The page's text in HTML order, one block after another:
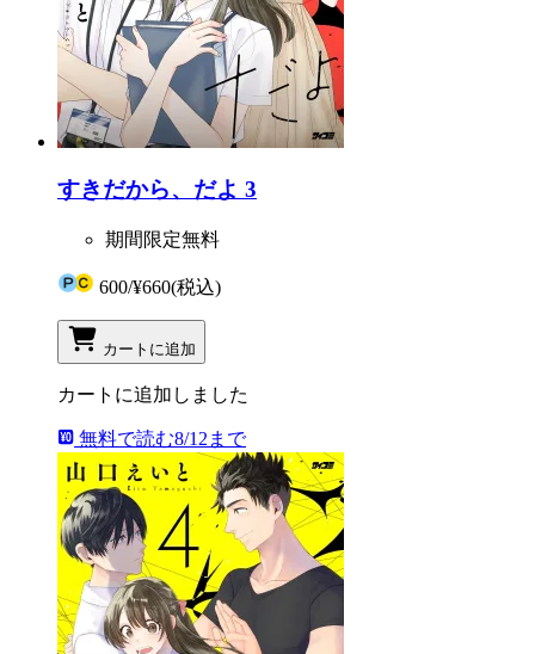
すきだから、だよ 3
期間限定無料
600/¥660(税込)
カートに追加
カートに追加しました
無料で読む8/12まで